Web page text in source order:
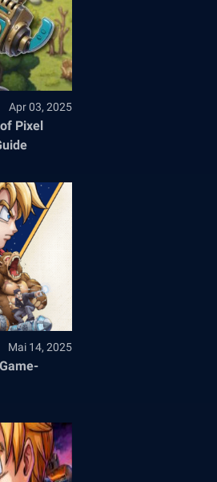
Apr 03, 2025
Pixel
Mai 14, 2025